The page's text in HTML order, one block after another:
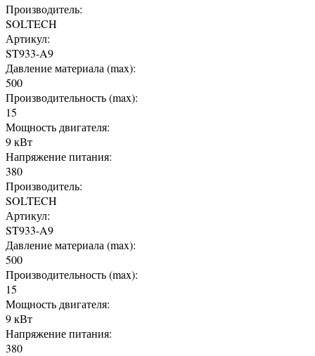
Производитель:
SOLTECH
Артикул:
ST933-A9
Давление материала (max):
500
Производительность (max):
15
Мощность двигателя:
9 кВт
Напряжение питания:
380
Производитель:
SOLTECH
Артикул:
ST933-A9
Давление материала (max):
500
Производительность (max):
15
Мощность двигателя:
9 кВт
Напряжение питания:
380